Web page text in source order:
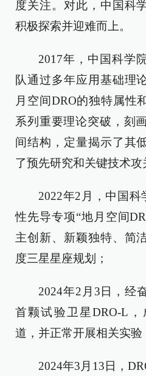
度关注。对此，中国科
积极探索并迎难而上。
2017年，中国科学院
队通过多年应用基础理
月空间DRO的独特属性
系列重要理论突破，刻
间结构，定量揭示了其
了预先研究和关键技术攻
2022年2月，中国科
性先导专项“地月空间
主创新、新颖独特、简
度三星星座规划；
2024年2月3日，经
首颗试验卫星DRO-L
道，并正常开展相关实验
2024年3月13日，